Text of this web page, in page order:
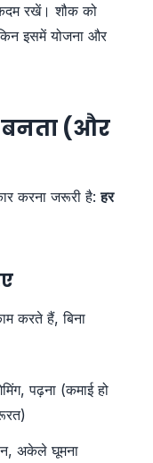
रखें। शौक को
इसमें योजना और
बनता (और
करना जरूरी है:हर
करते हैं, बिना
पढ़ना (कमाई हो
अकेले घूमना